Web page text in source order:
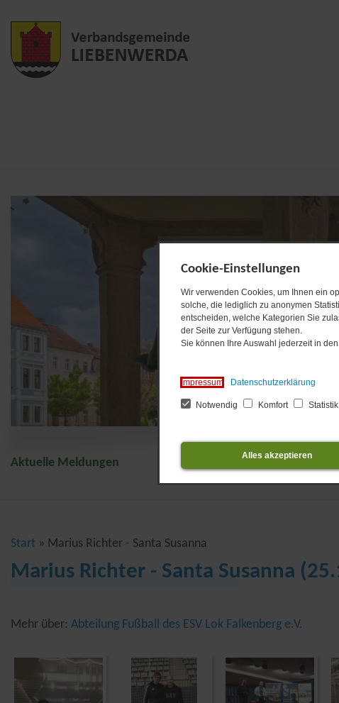
Cookie-Einstellungen
Wir verwenden Cookies, um Ihnen ein
solche, die lediglich zu anonymen
entscheiden, welche Kategorien Sie
der Seite zur Verfügung stehen.
Sie können Ihre Auswahl jederzeit in
Impressum Datenschutzerklärung
Notwendig Komfort Statistik
Alles akzeptieren
Aktuelle Meldungen
Start Marius Richter - Santa Susanna
Marius Richter - Santa Susanna
Mehr über: Abteilung Fußball des ESV Lok Falkenberg e.V.